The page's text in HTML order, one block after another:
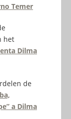
Temer
het
Dilma
de
a Dilma